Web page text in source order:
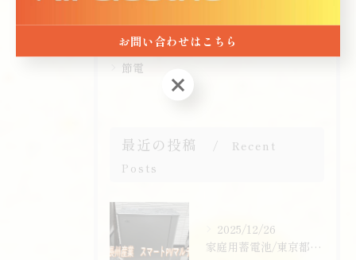
防災
節電
最近の投稿
Recent
Posts
2025/12/26
家庭用蓄電池/東京都/葛飾区/ご購入ありがとうございます！
お問い合わせはこちら
お問い合わせはこちら